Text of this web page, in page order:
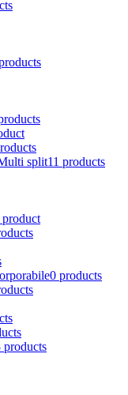
split11 products
product
0 products
products